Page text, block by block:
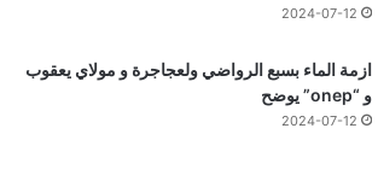
2024-07-12
ازمة الماء بسبع الرواضي ولعجاجرة و مولاي يعقوب
و “onep” يوضح
2024-07-12